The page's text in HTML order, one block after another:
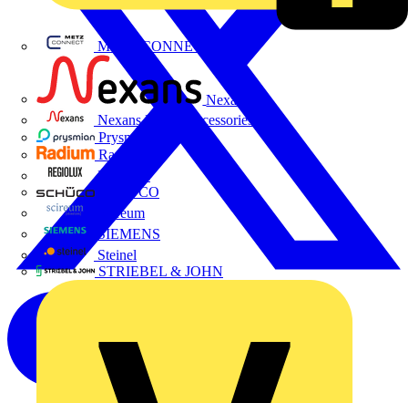
METZ CONNECT
Nexans
Nexans Power Accessories
Prysmian
Radium
Regiolux
SCHÜCO
Scireum
SIEMENS
Steinel
STRIEBEL & JOHN